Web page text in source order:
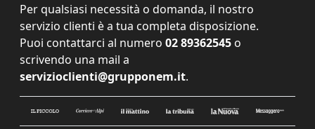
Per qualsiasi necessità o domanda, il nostro
servizio clienti è a tua completa disposizione.
Puoi contattarci al numero 02 89362545 o
scrivendo una mail a
servizioclienti@grupponem.it.